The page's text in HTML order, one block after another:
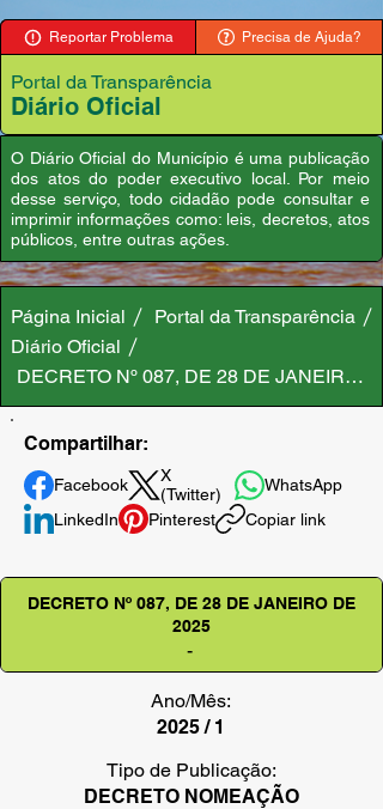
Reportar Problema Precisa de Ajuda?
Portal da Transparência
Diário Oficial
O Diário Oficial do Município é uma publicação
dos atos do poder executivo local. Por meio
desse serviço, todo cidadão pode consultar e
imprimir informações como: leis, decretos, atos
públicos, entre outras ações.
Página Inicial
Portal da Transparência
Diário Oficial
DECRETO Nº 087, DE 28 DE JANEIRO
Compartilhar:
Facebook
X
(Twitter)
WhatsApp
LinkedIn
Pinterest Copiar link
DECRETO Nº 087, DE 28 DE JANEIRO DE
2025
-
Ano/Mês:
2025 / 1
Tipo de Publicação:
DECRETO NOMEAÇÃO